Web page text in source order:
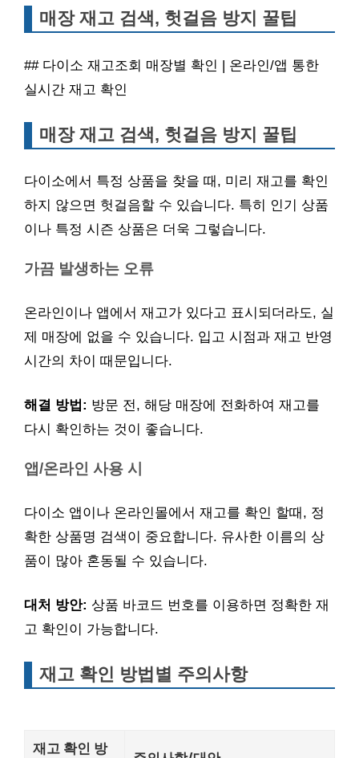
매장 재고 검색, 헛걸음 방지 꿀팁
## 다이소 재고조회 매장별 확인 | 온라인/앱 통한
실시간 재고 확인
매장 재고 검색, 헛걸음 방지 꿀팁
다이소에서 특정 상품을 찾을 때, 미리 재고를 확인
하지 않으면 헛걸음할 수 있습니다. 특히 인기 상품
이나 특정 시즌 상품은 더욱 그렇습니다.
가끔 발생하는 오류
온라인이나 앱에서 재고가 있다고 표시되더라도, 실
제 매장에 없을 수 있습니다. 입고 시점과 재고 반영
시간의 차이 때문입니다.
해결 방법: 방문 전, 해당 매장에 전화하여 재고를
다시 확인하는 것이 좋습니다.
앱/온라인 사용 시
다이소 앱이나 온라인몰에서 재고를 확인 할때, 정
확한 상품명 검색이 중요합니다. 유사한 이름의 상
품이 많아 혼동될 수 있습니다.
대처 방안: 상품 바코드 번호를 이용하면 정확한 재
고 확인이 가능합니다.
재고 확인 방법별 주의사항
재고 확인 방